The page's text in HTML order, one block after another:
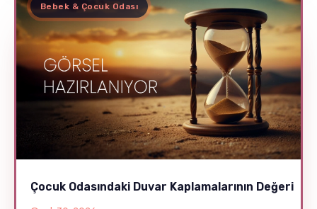
Bebek & Çocuk Odası
Çocuk Odasındaki Duvar Kaplamalarının Değeri